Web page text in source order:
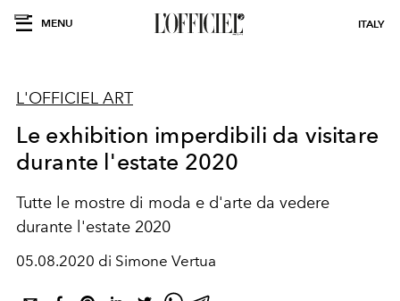
MENU ITALY
L'OFFICIEL ART
Le exhibition imperdibili da visitare
durante l'estate 2020
Tutte le mostre di moda e d'arte da vedere
durante l'estate 2020
05.08.2020 di Simone Vertua